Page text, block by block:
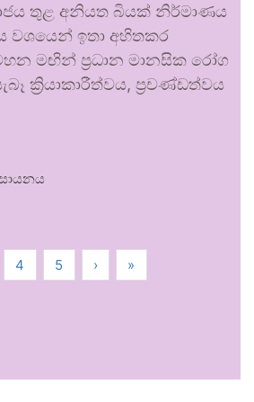
තුළ අනියත බියක් නිර්මාණය
වශයෙන් ඉතා අහිතකර
මඟින් ප්‍රධාන මානසික රෝග
ක්‍රියාකාරීත්වය, ප්‍රචණ්ඩත්වය
4 5 › »